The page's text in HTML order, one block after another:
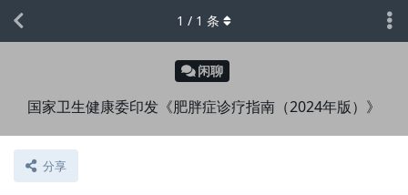
闲聊
国家卫生健康委印发《肥胖症诊疗指南（2024年版）》
分享
1 / 1 条